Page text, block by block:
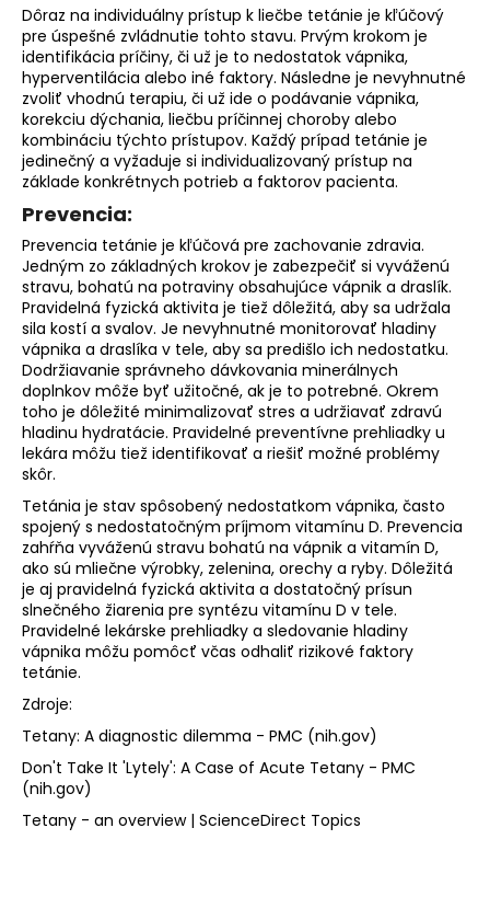
Dôraz na individuálny prístup k liečbe tetánie je kľúčový
pre úspešné zvládnutie tohto stavu. Prvým krokom je
identifikácia príčiny, či už je to nedostatok vápnika,
hyperventilácia alebo iné faktory. Následne je nevyhnutné
zvoliť vhodnú terapiu, či už ide o podávanie vápnika,
korekciu dýchania, liečbu príčinnej choroby alebo
kombináciu týchto prístupov. Každý prípad tetánie je
jedinečný a vyžaduje si individualizovaný prístup na
základe konkrétnych potrieb a faktorov pacienta.
Prevencia:
Prevencia tetánie je kľúčová pre zachovanie zdravia.
Jedným zo základných krokov je zabezpečiť si vyváženú
stravu, bohatú na potraviny obsahujúce vápnik a draslík.
Pravidelná fyzická aktivita je tiež dôležitá, aby sa udržala
sila kostí a svalov. Je nevyhnutné monitorovať hladiny
vápnika a draslíka v tele, aby sa predišlo ich nedostatku.
Dodržiavanie správneho dávkovania minerálnych
doplnkov môže byť užitočné, ak je to potrebné. Okrem
toho je dôležité minimalizovať stres a udržiavať zdravú
hladinu hydratácie. Pravidelné preventívne prehliadky u
lekára môžu tiež identifikovať a riešiť možné problémy
skôr.
Tetánia je stav spôsobený nedostatkom vápnika, často
spojený s nedostatočným príjmom vitamínu D. Prevencia
zahŕňa vyváženú stravu bohatú na vápnik a vitamín D,
ako sú mliečne výrobky, zelenina, orechy a ryby. Dôležitá
je aj pravidelná fyzická aktivita a dostatočný prísun
slnečného žiarenia pre syntézu vitamínu D v tele.
Pravidelné lekárske prehliadky a sledovanie hladiny
vápnika môžu pomôcť včas odhaliť rizikové faktory
tetánie.
Zdroje:
Tetany: A diagnostic dilemma - PMC (nih.gov)
Don't Take It 'Lytely': A Case of Acute Tetany - PMC
(nih.gov)
Tetany - an overview | ScienceDirect Topics